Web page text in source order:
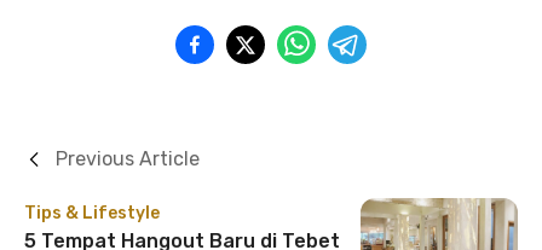
Tips & Lifestyle
5 Tempat Hangout Baru di Tebet
Previous Article